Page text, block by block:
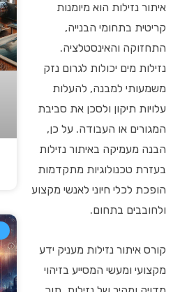
איתור נזילות הוא מיומנות
קריטית בתחומי הבנייה,
התחזוקה והאינסטלציה.
נזילות מים יכולות לגרום נזק
משמעותי למבנה, להעלות
עלויות תיקון ולסכן את סביבת
המגורים או העבודה. על כן,
הבנה מעמיקה באיתור נזילות
בעזרת טכנולוגיות מתקדמות
הופכת לכלי חיוני לאנשי מקצוע
ולחובבים בתחום.
קורס איתור נזילות מעניק ידע
מקצועי ומעשי המסייע בזיהוי